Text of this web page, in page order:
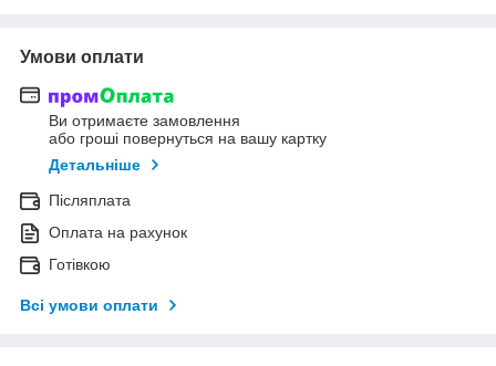
Умови оплати
Ви отримаєте замовлення
або гроші повернуться на вашу картку
Детальніше
Післяплата
Оплата на рахунок
Готівкою
Всі умови оплати